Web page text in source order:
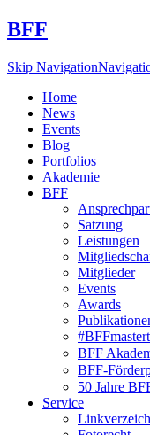
BFF
Skip Navigation
Home
News
Events
Blog
Portfolios
Akademie
BFF
Satzung
Leistungen
Mitglieder
Events
Awards
BFF
BFF-
50 Jahre
Service